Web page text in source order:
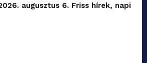
augusztus 6. Friss hírek, napi